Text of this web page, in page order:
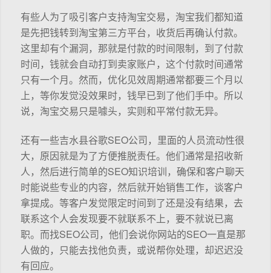
有些人为了吸引客户支持淘宝交易，淘宝我们都知道
是先把钱转到淘宝第三方平台，收货后再确认付款。
这里却有个漏洞，那就是付款的时间限制，到了付款
时间，钱就会自动打到卖家账户，这个付款时间通常
只有一个月。然而，优化见效周期通常都要三个月以
上，等你发觉没效果时，钱早已到了他们手中。所以
说，淘宝交易只是噱头，实则和平常付款无异。
还有一些吉水县谷歌SEO公司，里面的人员流动性很
大，原因就是为了方便推脱责任。他们通常是招收新
人，然后进行简单的SEO知识培训，确保和客户聊天
时能说些专业的内容，然后就开始销售工作，谈客户
拿提成。等客户发觉限定时间到了还是没有结果，去
联系这个人会发现要不就联系不上，要不就说已离
职。而找SEO公司，他们会说你网站的SEO一直是那
人做的，只能去找他负责，或说帮你处理，却迟迟没
有回应。